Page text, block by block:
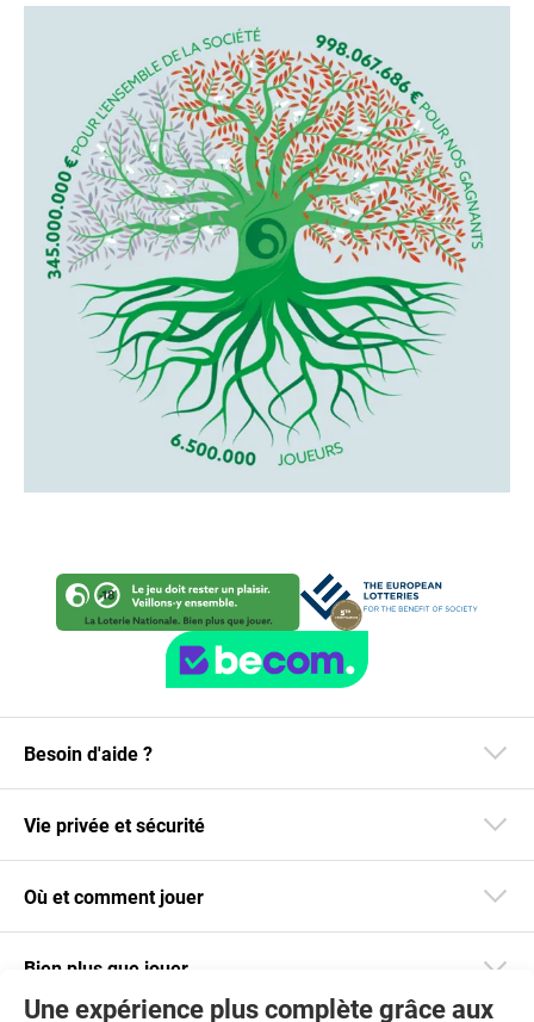
Une expérience plus complète grâce aux
Besoin d'aide ?
Vie privée et sécurité
Où et comment jouer
Bien plus que jouer